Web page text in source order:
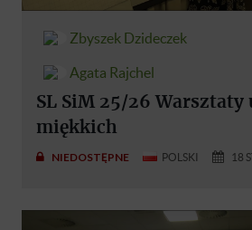
Zbyszek Dzideczek
Agata Rajchel
SL SiM 25/26
miękkich
NIEDOSTĘPNE POLSKI 18